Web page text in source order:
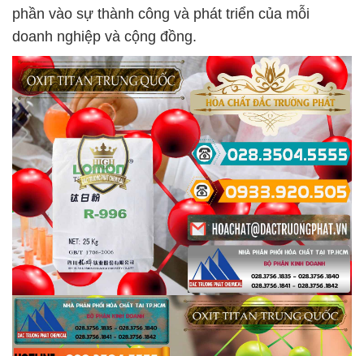
phần vào sự thành công và phát triển của mỗi
doanh nghiệp và cộng đồng.